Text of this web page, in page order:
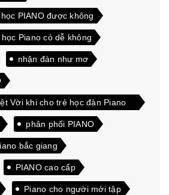
PIANO được không
Piano có dễ không
nhận đàn như mơ
Vời khi cho trẻ học đàn Piano
phân phối PIANO
bắc giang
PIANO cao cấp
Piano cho người mới tập